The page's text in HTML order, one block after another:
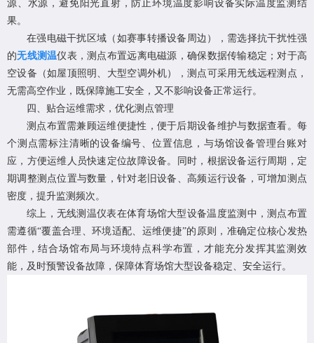
源、水源，避免阳光直射，防止环境温度影响设备实际温度监测结
果。
在强电磁干扰区域（如赛事转播设备周边），需选择抗干扰性强
的无线测温仪表，测点布置远离电磁源，确保数据传输稳定；对于高
空设备（如屋顶照明、大型空调外机），测点可采用无线远程测点，
无需高空作业，既保障施工安全，又不影响设备正常运行。
四、贴合运维需求，优化测点管理
测点布置需兼顾运维便捷性，便于后期设备维护与数据查看。每
个测点需标注清晰的设备编号、位置信息，与场馆设备管理台账对
应，方便运维人员快速定位故障设备。同时，根据设备运行周期，定
期调整测点位置与数量，针对老旧设备、高频运行设备，可增加测点
密度，提升监测频次。
综上， 无线测温仪表在体育场馆大型设备温度监测中，测点布置
需遵循“覆盖合理、环境适配、运维便捷”的原则，准确定位核心发热
部件，结合场馆布局与环境特点科学布置，才能充分发挥其监测效
能，及时预警设备故障，保障体育场馆大型设备稳定、安全运行。